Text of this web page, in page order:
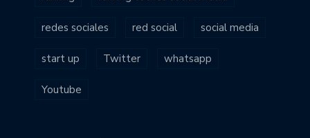
redes sociales red social social media
start up Twitter whatsapp
Youtube